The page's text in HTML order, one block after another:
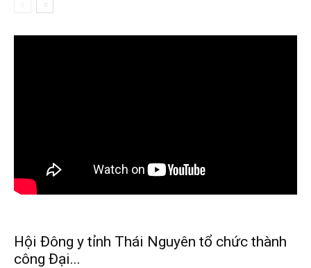
Hội Đông y tỉnh Thái Nguyên tổ chức thành
công Đại...